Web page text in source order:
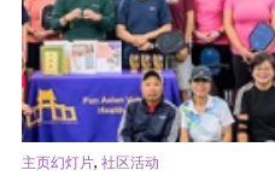
主页幻灯片, 社区活动